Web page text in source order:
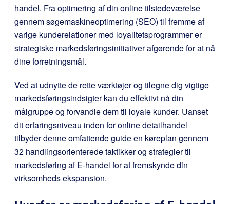
handel. Fra optimering af din online tilstedeværelse
gennem søgemaskineoptimering (SEO) til fremme af
varige kunderelationer med loyalitetsprogrammer er
strategiske markedsføringsinitiativer afgørende for at nå
dine forretningsmål.
Ved at udnytte de rette værktøjer og tilegne dig vigtige
markedsføringsindsigter kan du effektivt nå din
målgruppe og forvandle dem til loyale kunder. Uanset
dit erfaringsniveau inden for online detailhandel
tilbyder denne omfattende guide en køreplan gennem
32 handlingsorienterede taktikker og strategier til
markedsføring af E-handel for at fremskynde din
virksomheds ekspansion.